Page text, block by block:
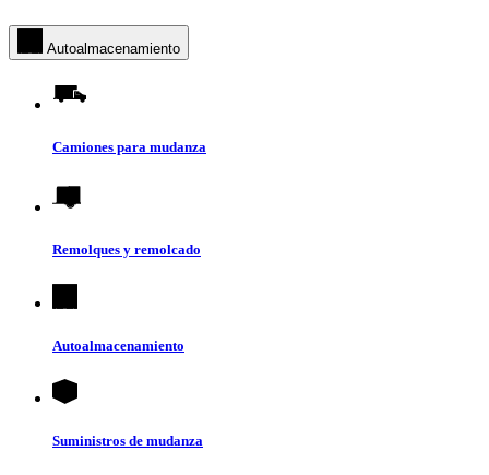
Autoalmacenamiento
Camiones para mudanza
Remolques y remolcado
Autoalmacenamiento
Suministros de mudanza